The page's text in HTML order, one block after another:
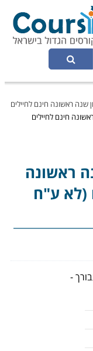
שנה ראשונה חינם לחיילים
חינם לחיילים
ראשונה
(לא ע"ח
-